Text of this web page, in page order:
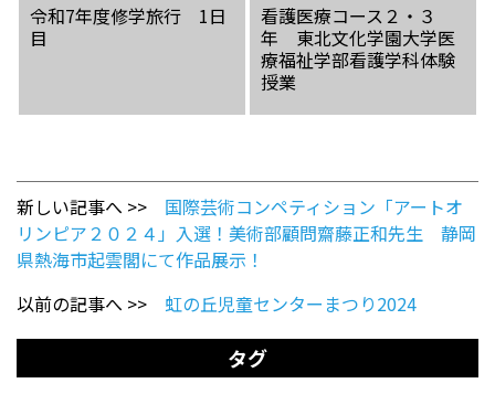
令和7年度修学旅行 1日
目
看護医療コース２・３
年 東北文化学園大学医
療福祉学部看護学科体験
授業
新しい記事へ >> 国際芸術コンペティション「アートオ
リンピア２０２４」入選！美術部顧問齋藤正和先生 静岡
県熱海市起雲閣にて作品展示！
以前の記事へ >> 虹の丘児童センターまつり2024
タグ